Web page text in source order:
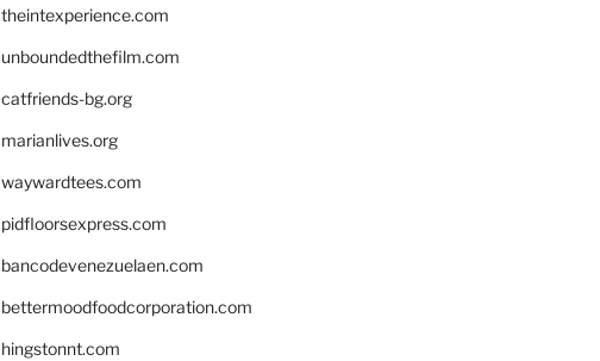
theintexperience.com
unboundedthefilm.com
catfriends-bg.org
marianlives.org
waywardtees.com
pidfloorsexpress.com
bancodevenezuelaen.com
bettermoodfoodcorporation.com
hingstonnt.com